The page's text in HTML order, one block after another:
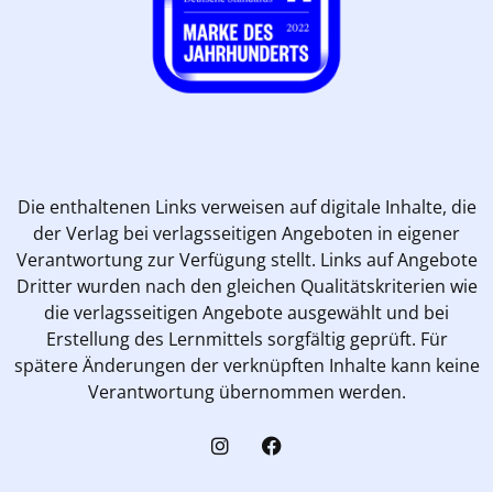
Die enthaltenen Links verweisen auf digitale Inhalte, die
der Verlag bei verlagsseitigen Angeboten in eigener
Verantwortung zur Verfügung stellt. Links auf Angebote
Dritter wurden nach den gleichen Qualitätskriterien wie
die verlagsseitigen Angebote ausgewählt und bei
Erstellung des Lernmittels sorgfältig geprüft. Für
spätere Änderungen der verknüpften Inhalte kann keine
Verantwortung übernommen werden.